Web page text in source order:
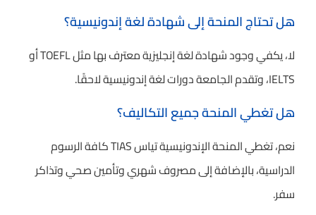
هل تحتاج المنحة إلى شهادة لغة إندونيسية؟
لا، يكفي وجود شهادة لغة إنجليزية معترف بها مثل TOEFL أو
IELTS، وتقدم الجامعة دورات لغة إندونيسية لاحقًا.
هل تغطي المنحة جميع التكاليف؟
نعم، تغطي المنحة الإندونيسية تياس TIAS كافة الرسوم
الدراسية، بالإضافة إلى مصروف شهري وتأمين صحي وتذاكر
سفر.